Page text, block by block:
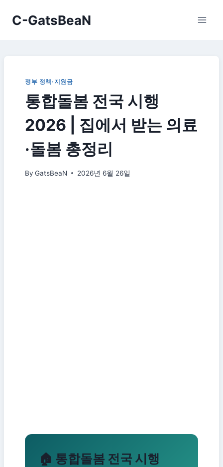
C-GatsBeaN
정부 정책·지원금
통합돌봄 전국 시행
2026 | 집에서 받는 의료
·돌봄 총정리
By GatsBeaN 2026년 6월 26일
🏠 통합돌봄 전국 시행